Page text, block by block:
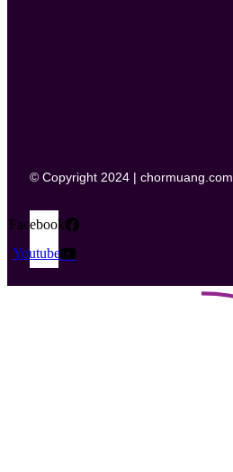
© Copyright 2024 | chormuang.com
Facebook
Youtube